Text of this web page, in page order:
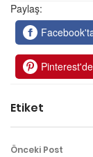
Paylaş:
Etiket
Önceki Post